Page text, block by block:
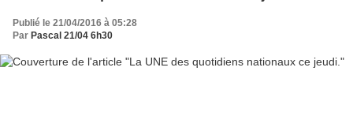
Publié le 21/04/2016 à 05:28
Par Pascal 21/04 6h30